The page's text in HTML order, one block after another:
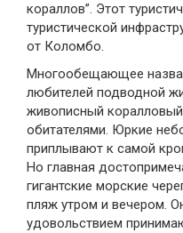
кораллов”. Этот
туристической
от Коломбо.
Многообещающее
любителей подводной
живописный
обитателями. Юркие
приплывают к самой
Но главная
гигантские морские
пляж утром и вечером.
удовольствием